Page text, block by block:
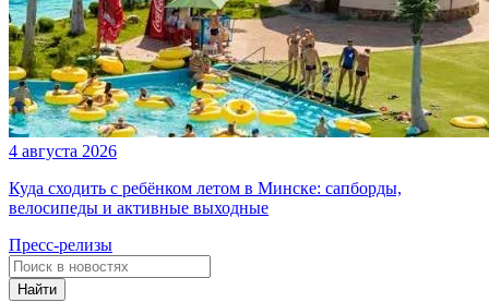
4 августа 2026
Куда сходить с ребёнком летом в Минске: сапборды,
велосипеды и активные выходные
Пресс-релизы
Найти